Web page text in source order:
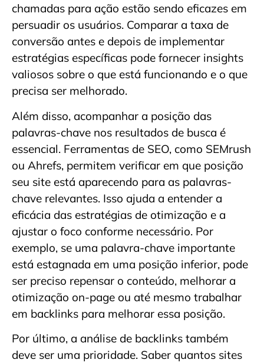
chamadas para ação estão sendo eficazes em
persuadir os usuários. Comparar a taxa de
conversão antes e depois de implementar
estratégias específicas pode fornecer insights
valiosos sobre o que está funcionando e o que
precisa ser melhorado.
Além disso, acompanhar a posição das
palavras-chave nos resultados de busca é
essencial. Ferramentas de SEO, como SEMrush
ou Ahrefs, permitem verificar em que posição
seu site está aparecendo para as palavras-
chave relevantes. Isso ajuda a entender a
eficácia das estratégias de otimização e a
ajustar o foco conforme necessário. Por
exemplo, se uma palavra-chave importante
está estagnada em uma posição inferior, pode
ser preciso repensar o conteúdo, melhorar a
otimização on-page ou até mesmo trabalhar
em backlinks para melhorar essa posição.
Por último, a análise de backlinks também
deve ser uma prioridade. Saber quantos sites